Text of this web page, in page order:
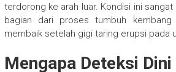
terdorong ke arah luar. Kondisi ini
bagian dari proses tumbuh kembang
membaik setelah gigi taring erupsi pada
Mengapa Deteksi